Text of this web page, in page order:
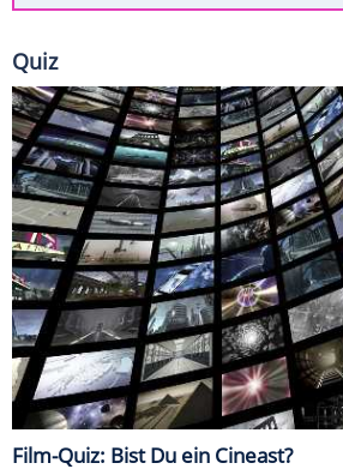
Quiz
Film-Quiz: Bist Du ein Cineast?